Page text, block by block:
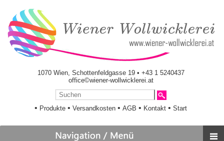
1070 Wien, Schottenfeldgasse 19 • +43 1 5240437
office©wiener-wollwicklerei.at
• Produkte •Versandkosten •AGB • Kontakt •Start